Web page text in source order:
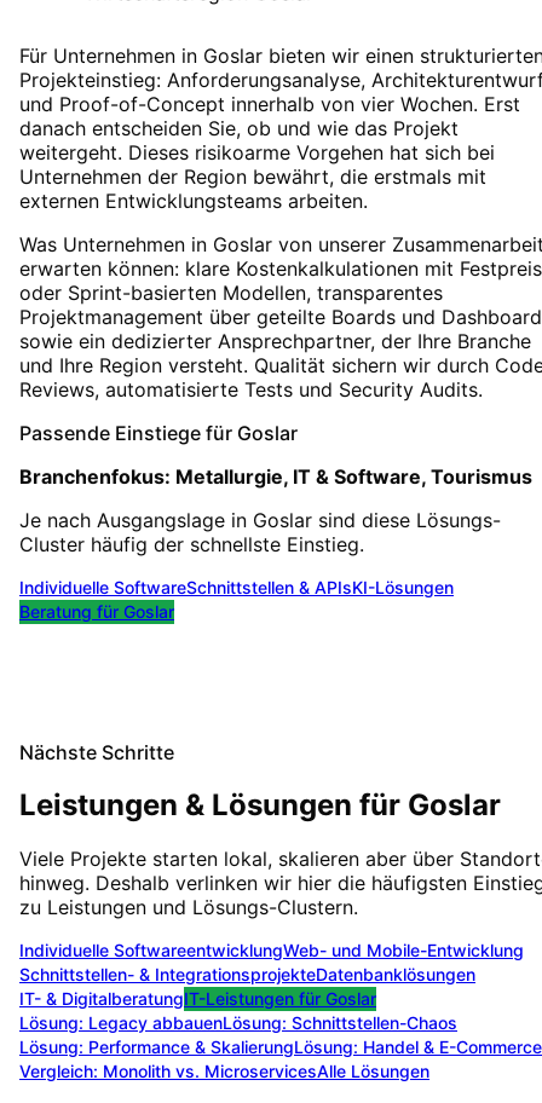
Für Unternehmen in Goslar bieten wir einen
Projekteinstieg: Anforderungsanalyse,
und Proof-of-Concept innerhalb von vier Wochen. Erst
danach entscheiden Sie, ob und wie das Projekt
weitergeht. Dieses risikoarme Vorgehen hat sich bei
Unternehmen der Region bewährt, die erstmals mit
externen Entwicklungsteams arbeiten.
Was Unternehmen in Goslar von unserer
erwarten können: klare Kostenkalkulationen mit
oder Sprint-basierten Modellen, transparentes
Projektmanagement über geteilte Boards und
sowie ein dedizierter Ansprechpartner, der Ihre Branche
und Ihre Region versteht. Qualität sichern wir durch
Reviews, automatisierte Tests und Security Audits.
Passende Einstiege für Goslar
Branchenfokus: Metallurgie, IT & Software, Tourismus
Je nach Ausgangslage in Goslar sind diese Lösungs-
Cluster häufig der schnellste Einstieg.
Individuelle SoftwareSchnittstellen & APIsKI-Lösungen
Beratung für Goslar
Nächste Schritte
Leistungen & Lösungen für Goslar
Viele Projekte starten lokal, skalieren aber über
hinweg. Deshalb verlinken wir hier die häufigsten
zu Leistungen und Lösungs-Clustern.
Individuelle SoftwareentwicklungWeb- und Mobile-Entwicklung
Schnittstellen- & IntegrationsprojekteDatenbanklösungen
IT- & DigitalberatungIT-Leistungen für Goslar
Lösung: Legacy abbauenLösung: Schnittstellen-Chaos
Lösung: Performance & SkalierungLösung: Handel & E-Commerce
Vergleich: Monolith vs. MicroservicesAlle Lösungen